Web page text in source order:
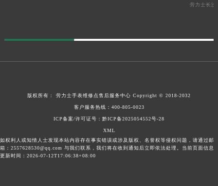
劳力士长沙
版权所有： 劳力士手表维修点售后服务中心 Copyright © 2018-2032
客户服务热线： 400-805-0023
ICP备案/许可证号： 黔ICP备2025054552号-28
XML
如权利人或知情人士发现本站内容存在事实错误或涉及版权、名誉权等侵权问题，请通过邮
箱：2557628530@qq.com 与我们联系，我们将在收到通知后立即依法处理。当前页面信息
更新时间：2026-07-12T17:06:38+08:00